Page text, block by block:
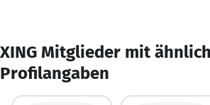
XING Mitglieder mit
Profilangaben